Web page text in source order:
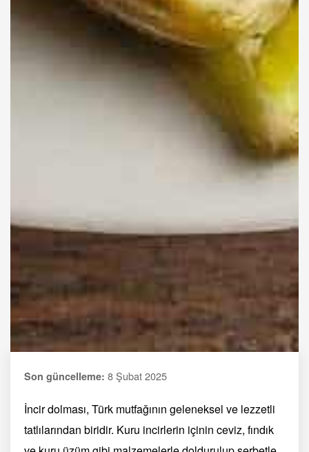
Son güncelleme: 8 Şubat 2025
İncir dolması, Türk mutfağının geleneksel ve lezzetli
tatlılarından biridir. Kuru incirlerin içinin ceviz, fındık